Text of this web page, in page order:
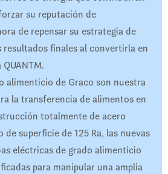
su reputación de
de repensar su estrategia de
resultados finales al convertirla en
alimenticio de Graco son nuestra
la transferencia de alimentos en
totalmente de acero
de superficie de 125 Ra, las nuevas
eléctricas de grado alimenticio
para manipular una amplia